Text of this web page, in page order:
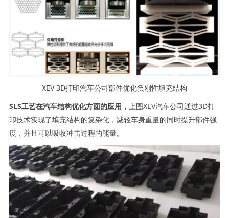
XEV 3D打印汽车公司部件优化负刚性填充结构
SLS工艺在汽车结构优化方面的应用， 上图XEV汽车公司通过3D打
印技术实现了填充结构的复杂化，减轻车身重量的同时提升部件强
度，并且可以吸收冲击过程的能量。